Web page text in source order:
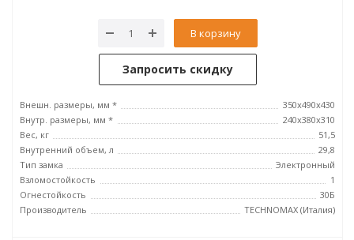
В корзину
Запросить скидку
Внешн. размеры, мм *
350х490х430
Внутр. размеры, мм *
240х380х310
Вес, кг
51,5
Внутренний объем, л
29,8
Тип замка
Электронный
Взломостойкость
1
Огнестойкость
30Б
Производитель
TECHNOMAX (Италия)